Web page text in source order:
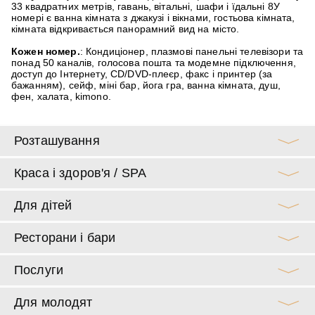
33 квадратних метрів, гавань, вітальні, шафи і їдальні 8У
номері є ванна кімната з джакузі і вікнами, гостьова кімната,
кімната відкривається панорамний вид на місто.
Кожен номер.: Кондиціонер, плазмові панельні телевізори та
понад 50 каналів, голосова пошта та модемне підключення,
доступ до Інтернету, CD/DVD-плеєр, факс і принтер (за
бажанням), сейф, міні бар, йога гра, ванна кімната, душ,
фен, халата, kimono.
Розташування
Краса і здоров'я / SPA
Для дітей
Ресторани і бари
Послуги
Для молодят